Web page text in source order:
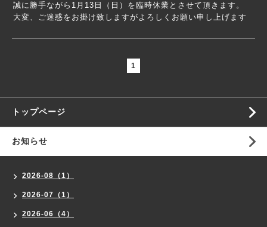
誠に勝手ながら1月13日（日）を臨時休業とさせて頂きます。
大変、ご迷惑をお掛け致しますがよろしくお願い申し上げます
1
トップページ
お知らせ
2026-08（1）
2026-07（1）
2026-06（4）